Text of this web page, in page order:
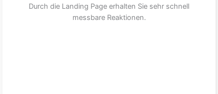
Durch die Landing Page erhalten Sie sehr schnell
messbare Reaktionen.